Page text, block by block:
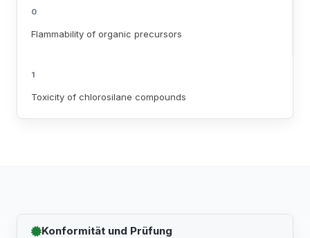
0
Flammability of organic precursors
1
Toxicity of chlorosilane compounds
Konformität und Prüfung